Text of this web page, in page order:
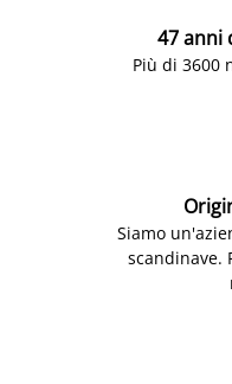
47 anni
Più di 3600
Siamo
scandinave.